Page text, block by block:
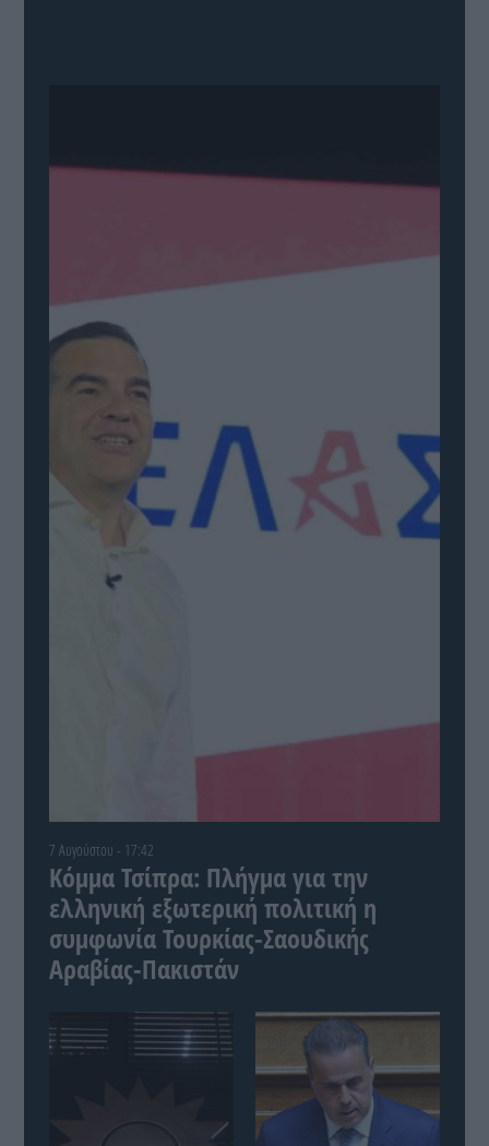
7 Αυγούστου - 17:42
Κόμμα Τσίπρα: Πλήγμα για την
ελληνική εξωτερική πολιτική η
συμφωνία Τουρκίας-Σαουδικής
Αραβίας-Πακιστάν